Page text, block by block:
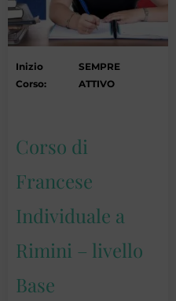
Inizio
Corso:
SEMPRE
ATTIVO
Corso di
Francese
Individuale a
Rimini – livello
Base